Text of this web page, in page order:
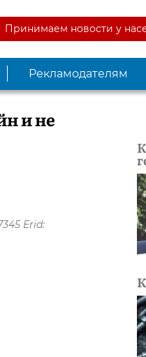
Принимаем новости у
Рекламодателям
и не
Erid: